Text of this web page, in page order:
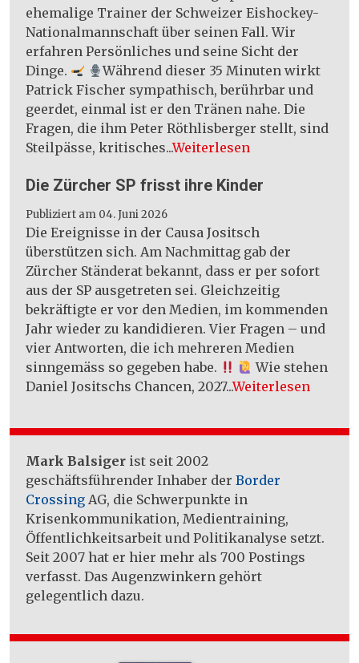
ehemalige Trainer der Schweizer Eishockey-
Nationalmannschaft über seinen Fall. Wir
erfahren Persönliches und seine Sicht der
Dinge.
Während dieser 35 Minuten wirkt
Patrick Fischer sympathisch, berührbar und
geerdet, einmal ist er den Tränen nahe. Die
Fragen, die ihm Peter Röthlisberger stellt, sind
Steilpässe, kritisches...Weiterlesen
Die Zürcher SP frisst ihre Kinder
Publiziert am 04. Juni 2026
Die Ereignisse in der Causa Jositsch
überstützen sich. Am Nachmittag gab der
Zürcher Ständerat bekannt, dass er per sofort
aus der SP ausgetreten sei. Gleichzeitig
bekräftigte er vor den Medien, im kommenden
Jahr wieder zu kandidieren. Vier Fragen – und
vier Antworten, die ich mehreren Medien
sinngemäss so gegeben habe.
Wie stehen
Daniel Jositschs Chancen, 2027...Weiterlesen
Mark Balsiger ist seit 2002
geschäftsführender Inhaber der Border
Crossing AG, die Schwerpunkte in
Krisenkommunikation, Medientraining,
Öffentlichkeitsarbeit und Politikanalyse setzt.
Seit 2007 hat er hier mehr als 700 Postings
verfasst. Das Augenzwinkern gehört
gelegentlich dazu.